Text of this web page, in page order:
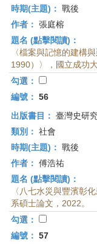
時期(主題)： 戰後
作者： 張庭榕
題名 (點擊閱讀)：
〈檔案與記憶的建構
1990）〉，國立成功
勾選：
編號： 56
出版書目： 臺灣史研
類別： 社會
時期(主題)： 戰後
作者： 傅浩祐
題名 (點擊閱讀)：
〈八七水災與豐濱彰
系碩士論文，2022。
勾選：
編號： 57